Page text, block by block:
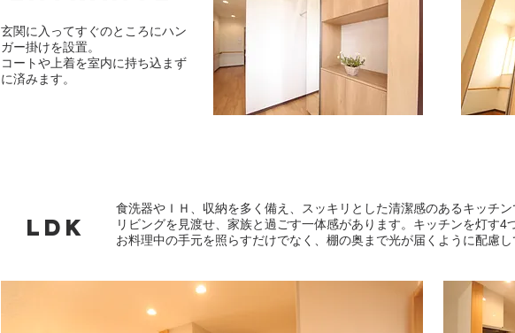
玄関に入ってすぐのところにハン
ガー掛けを設置。
コートや上着を室内に持ち込まず
に済みます。
LDK
食洗器やＩＨ、収納を多く備え、スッキリとした清潔感のあるキッチン
リビングを見渡せ、家族と過ごす一体感があります。キッチンを灯す4
お料理中の手元を照らすだけでなく、棚の奥まで光が届くように配慮し